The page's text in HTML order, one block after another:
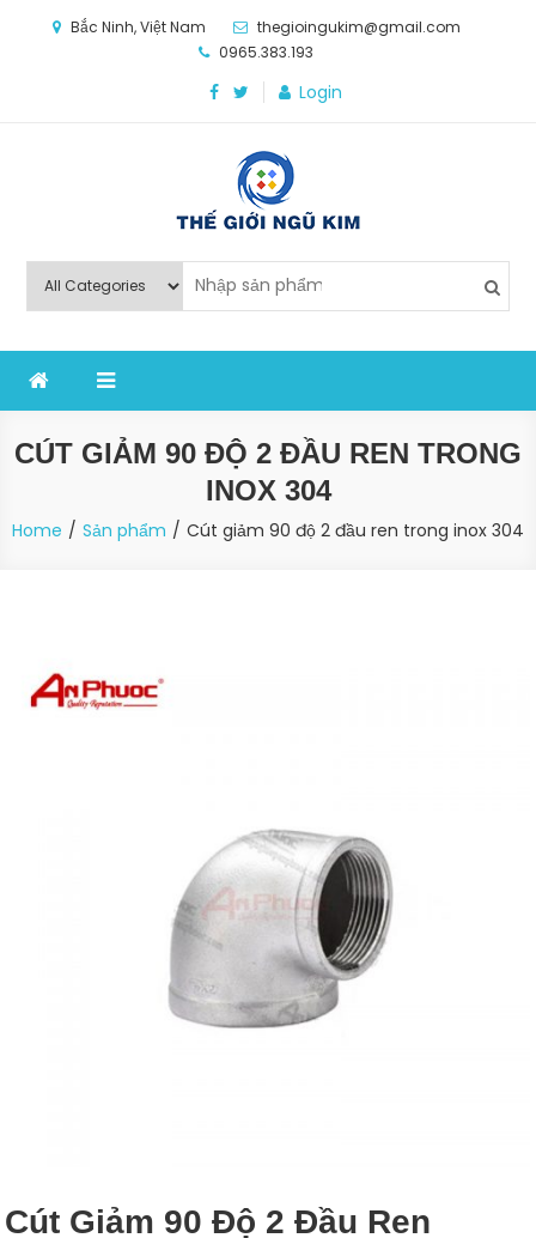
Bắc Ninh, Việt Nam
thegioingukim@gmail.com
0965.383.193
Login
Thế Giới Ngũ Kim
nghiệp sản xuất
CÚT GIẢM 90 ĐỘ 2 ĐẦU REN TRONG
INOX 304
Home Sản phẩm Cút giảm 90 độ 2 đầu ren trong inox 304
Cút Giảm 90 Độ 2 Đầu Ren